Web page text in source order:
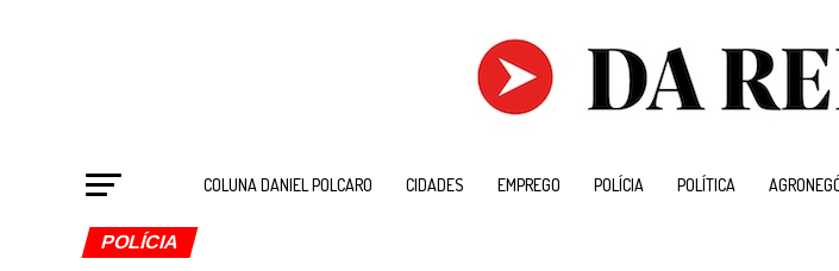
COLUNA DANIEL POLCARO CIDADES EMPREGO POLÍCIA POLÍTICA
POLÍCIA